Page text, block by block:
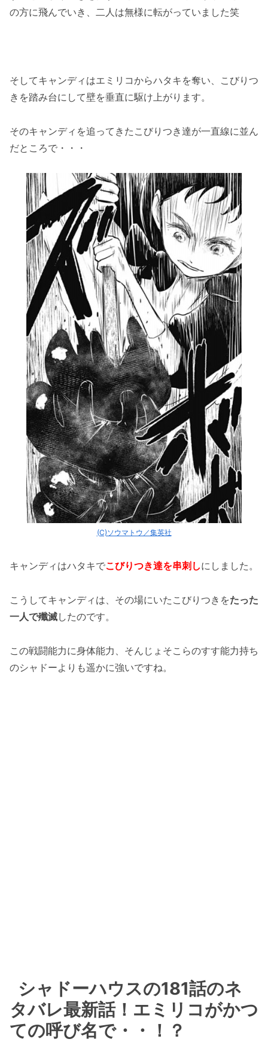
の方に飛んでいき、二人は無様に転がっていました笑
そしてキャンディはエミリコからハタキを奪い、こびりつ
きを踏み台にして壁を垂直に駆け上がります。
そのキャンディを追ってきたこびりつき達が一直線に並ん
だところで・・・
(C)ソウマトウ／集英社
キャンディはハタキでこびりつき達を串刺しにしました。
こうしてキャンディは、その場にいたこびりつきをたった
一人で殲滅したのです。
この戦闘能力に身体能力、そんじょそこらのすす能力持ち
のシャドーよりも遥かに強いですね。
シャドーハウスの181話のネ
タバレ最新話！エミリコがかつ
ての呼び名で・・！？